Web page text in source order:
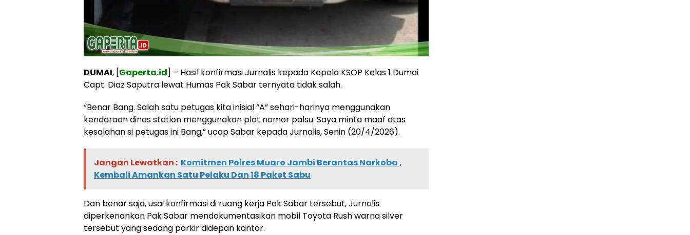
DUMAI, [Gaperta.id] – Hasil konfirmasi Jurnalis kepada Kepala KSOP Kelas 1 Dumai
Capt. Diaz Saputra lewat Humas Pak Sabar ternyata tidak salah.
“Benar Bang. Salah satu petugas kita inisial “A” sehari-harinya menggunakan
kendaraan dinas station menggunakan plat nomor palsu. Saya minta maaf atas
kesalahan si petugas ini Bang,” ucap Sabar kepada Jurnalis, Senin (20/4/2026).
Jangan Lewatkan : Komitmen Polres Muaro Jambi Berantas Narkoba ,
Kembali Amankan Satu Pelaku Dan 18 Paket Sabu
Dan benar saja, usai konfirmasi di ruang kerja Pak Sabar tersebut, Jurnalis
diperkenankan Pak Sabar mendokumentasikan mobil Toyota Rush warna silver
tersebut yang sedang parkir didepan kantor.